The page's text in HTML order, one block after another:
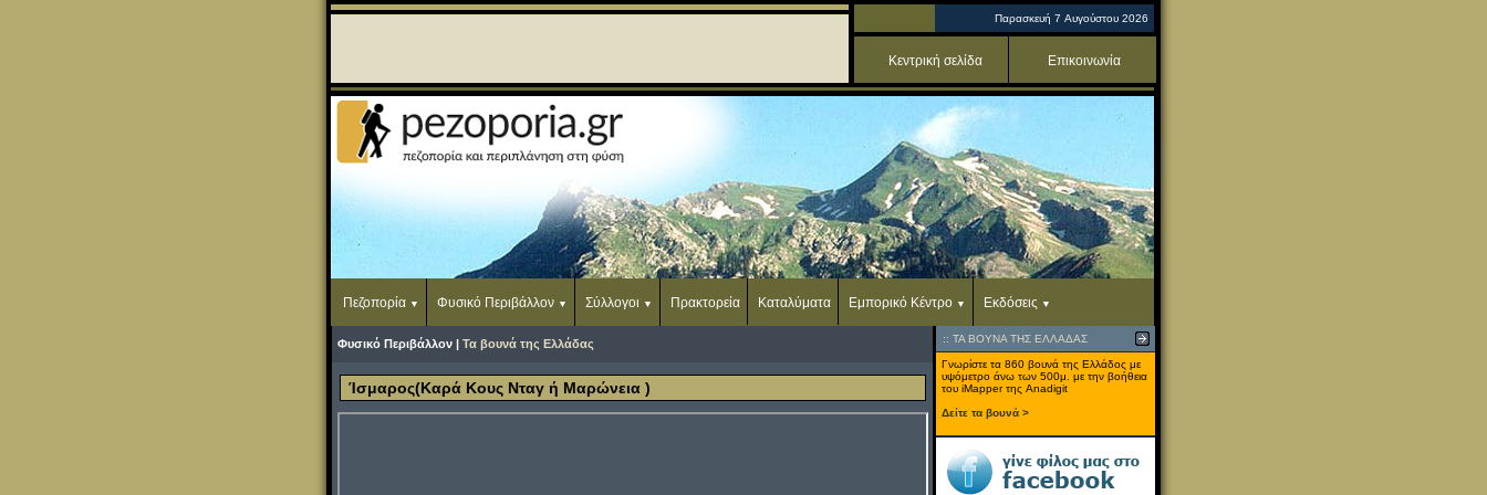
Παρασκευή 7 Αυγούστου 2026
Κεντρική σελίδα Επικοινωνία
Πεζοπορία Φυσικό Περιβάλλον Σύλλογοι Πρακτορεία Καταλύματα Εμπορικό Κέντρο Εκδόσεις
Φυσικό Περιβάλλον | Τα βουνά της Ελλάδας
Ίσμαρος(Καρά Κους Νταγ ή Μαρώνεια )
:: ΤΑ ΒΟΥΝΑ ΤΗΣ ΕΛΛΑΔΑΣ
Γνωρίστε τα 860 βουνά της Ελλάδος με
υψόμετρο άνω των 500μ. με την βοήθεια
του iMapper της Anadigit
Δείτε τα βουνά >